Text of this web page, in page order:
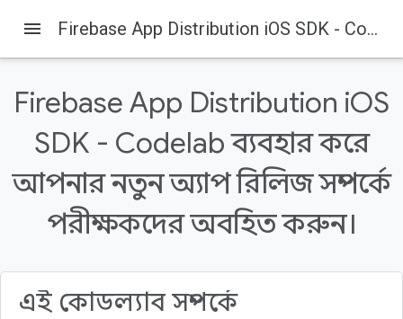
Firebase Firebase Codelabs
১. সংক্ষিপ্ত বিবরণ
২. একটি ফায়ারবেস প্রজেক্ট তৈরি ও সেট আপ করুন।
একটি নতুন ফায়ারবেস প্রজেক্ট তৈরি করুন
ফায়ারবেসে একটি অ্যাপ যোগ করুন
৩. নমুনা প্রকল্পটি সংগ্রহ করুন
menu Firebase App Distribution iOS SDK - Codelab ব্যবহার করে আপনার নতুন অ্যাপ রিলিজ সম্পর্কে পরীক্ষকদের অবহিত করুন।
Firebase App Distribution iOS
SDK - Codelab ব্যবহার করে
আপনার নতুন অ্যাপ রিলিজ সম্পর্কে
পরীক্ষকদের অবহিত করুন।
এই কোডল্যাব সম্পর্কে